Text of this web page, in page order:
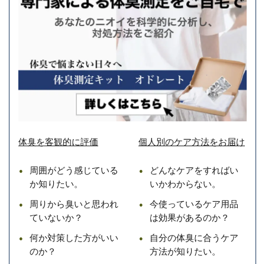
体臭を客観的に評価
周囲がどう感じている
か知りたい。
周りから臭いと思われ
ていないか？
何か対策した方がいい
のか？
個人別のケア方法をお届け
どんなケアをすればい
いかわからない。
今使っているケア用品
は効果があるのか？
自分の体臭に合うケア
方法が知りたい。